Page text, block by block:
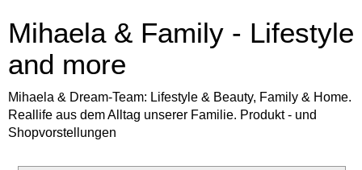
Mihaela & Family - Lifestyle
and more
Mihaela & Dream-Team: Lifestyle & Beauty, Family & Home.
Reallife aus dem Alltag unserer Familie. Produkt - und
Shopvorstellungen